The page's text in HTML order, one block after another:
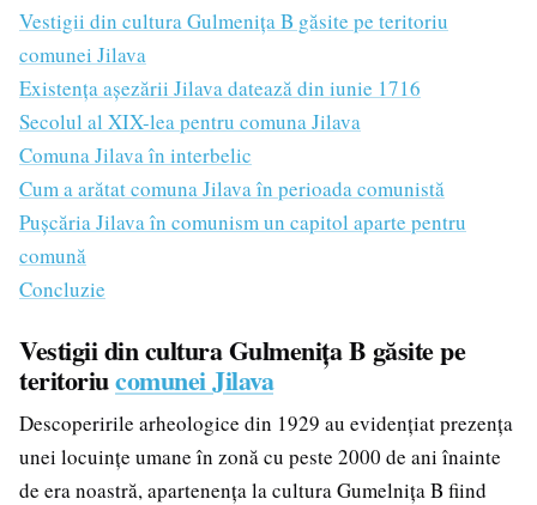
Vestigii din cultura Gulmenița B găsite pe teritoriu
comunei Jilava
Existența așezării Jilava datează din iunie 1716
Secolul al XIX-lea pentru comuna Jilava
Comuna Jilava în interbelic
Cum a arătat comuna Jilava în perioada comunistă
Pușcăria Jilava în comunism un capitol aparte pentru
comună
Concluzie
Vestigii din cultura Gulmenița B găsite pe
teritoriucomunei Jilava
Descoperirile arheologice din 1929 au evidențiat prezența
unei locuințe umane în zonă cu peste 2000 de ani înainte
de era noastră, apartenența la cultura Gumelnița B fiind